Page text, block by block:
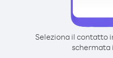
Seleziona il contatto